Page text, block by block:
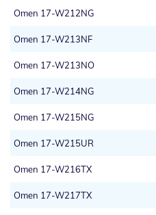
Omen 17-W212NG
Omen 17-W213NF
Omen 17-W213NO
Omen 17-W214NG
Omen 17-W215NG
Omen 17-W215UR
Omen 17-W216TX
Omen 17-W217TX